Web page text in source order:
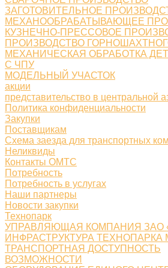
ЗАГОТОВИТЕЛЬНОЕ
МЕХАНООБРАБАТЫВАЮЩЕЕ
КУЗНЕЧНО-ПРЕССОВОЕ
ПРОИЗВОДСТВО
МЕХАНИЧЕСКАЯ ОБРАБОТКА
С ЧПУ
МОДЕЛЬНЫЙ УЧАСТОК
акции
представительство в центральной
Политика конфиденциальности
Закупки
Поставщикам
Схема заезда для транспортных
Неликвиды
Контакты ОМТС
Потребность
Потребность в услугах
Наши партнеры
Новости закупки
Технопарк
УПРАВЛЯЮЩАЯ КОМПАНИЯ ЗАО
ИНФРАСТРУКТУРА
ТРАНСПОРТНАЯ ДОСТУПНОСТЬ
ВОЗМОЖНОСТИ